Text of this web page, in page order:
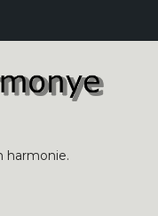
harmonie.